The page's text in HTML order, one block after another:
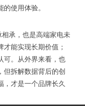
使用体验。
相承，也是高端家电未
能实现长期价值；
可。从外界来看，也
但拆解数据背后的创
，才是一个品牌长久